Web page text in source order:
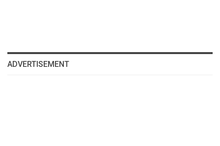
ADVERTISEMENT